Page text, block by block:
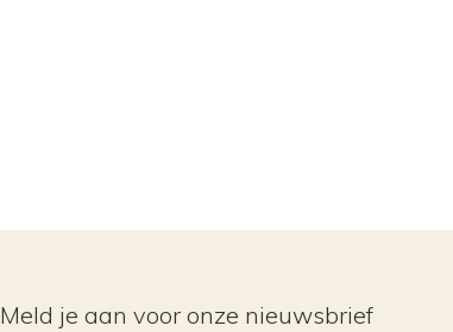
Meld je aan voor onze nieuwsbrief